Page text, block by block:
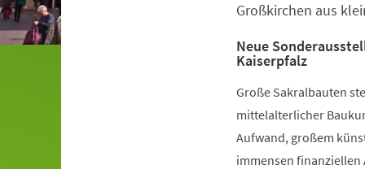
Großkirchen aus
Neue
Kaiserpfalz
Große Sakralbauten
mittelalterlicher
Aufwand, großem
immensen finanziellen